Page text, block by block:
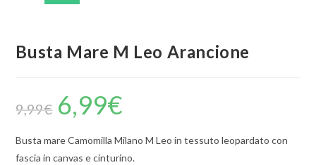
Busta Mare M Leo Arancione
9,99€ 6,99€
Busta mare Camomilla Milano M Leo in tessuto leopardato con
fascia in canvas e cinturino.